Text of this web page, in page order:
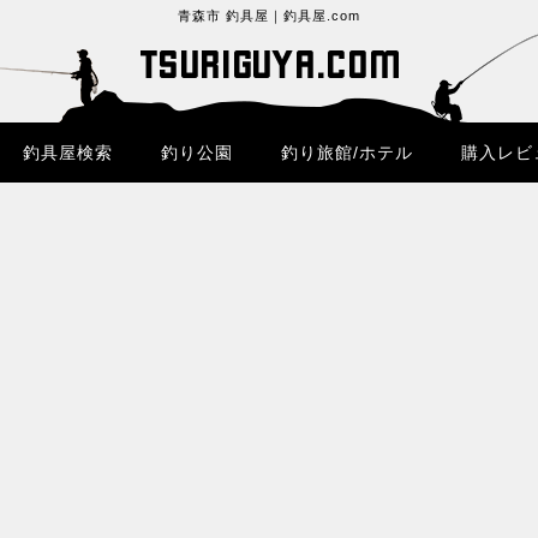
青森市 釣具屋｜釣具屋.com
釣具屋検索 釣り公園 釣り旅館/ホテル 購入レビ